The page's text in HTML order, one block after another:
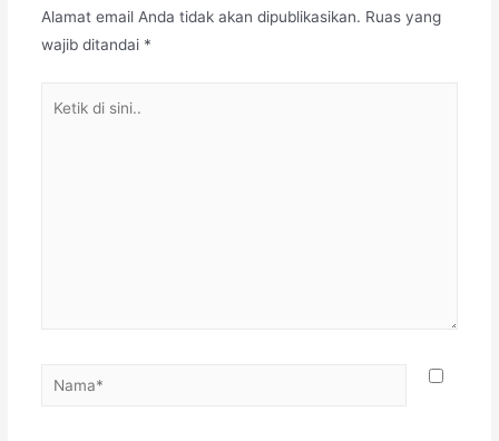
Alamat email Anda tidak akan dipublikasikan. Ruas yang
wajib ditandai *